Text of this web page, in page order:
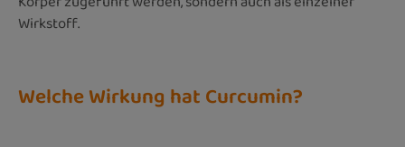
Wirkstoff.
Welche Wirkung hat Curcumin?